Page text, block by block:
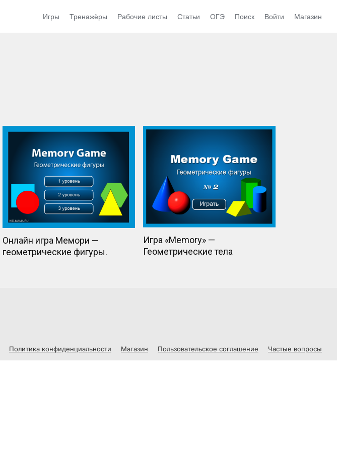
Игры Тренажёры Рабочие листы Статьи ОГЭ Поиск Войти Магазин
Онлайн игра Мемори —
геометрические фигуры.
Игра «Memory» —
Геометрические тела
Политика конфиденциальности Магазин Пользовательское соглашение Частые вопросы